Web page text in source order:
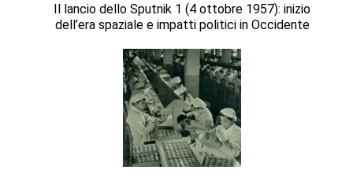
Il lancio dello Sputnik 1 (4 ottobre 1957): inizio
dell’era spaziale e impatti politici in Occidente